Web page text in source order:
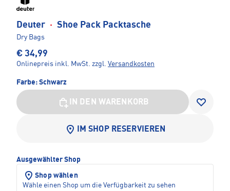
Deuter · Shoe Pack Packtasche
Dry Bags
€ 34,99
Onlinepreis inkl. MwSt. zzgl. Versandkosten
Farbe: Schwarz
IN DEN WARENKORB
IM SHOP RESERVIEREN
Ausgewählter Shop
Shop wählen
Wähle einen Shop um die Verfügbarkeit zu sehen